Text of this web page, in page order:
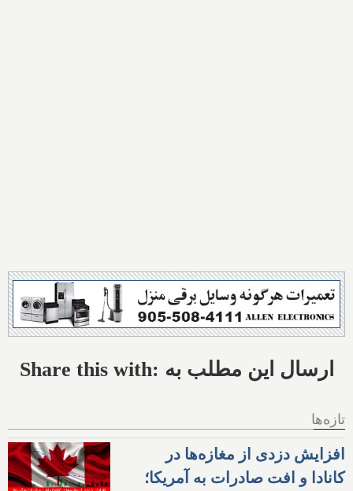
Share this with: ارسال این مطلب به
تازه‌ها
افزایش دزدی از مغازه‌ها در
کانادا و افت صادرات به آمریکا؛